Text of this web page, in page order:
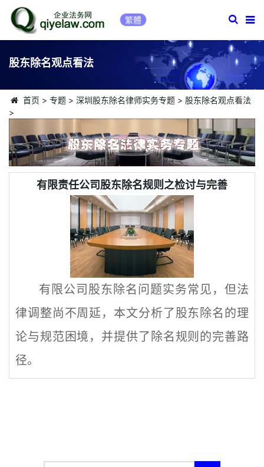
繁體
股东除名观点看法
首页 > 专题> 深圳股东除名律师实务专题> 股东除名观点看法
>
有限责任公司股东除名规则之检讨与完善
有限公司股东除名问题实务常见，但法
律调整尚不周延，本文分析了股东除名的理
论与规范困境，并提供了除名规则的完善路
径。